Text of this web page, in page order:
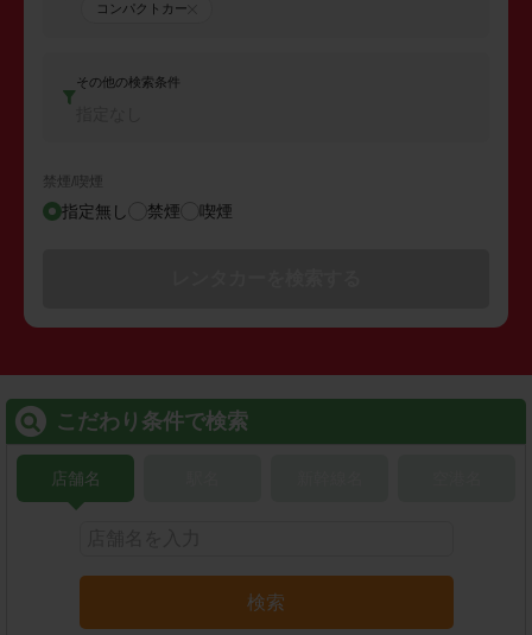
コンパクトカー
その他の検索条件
禁煙/喫煙
指定無し 禁煙 喫煙
こだわり条件で検索
店舗名
検索